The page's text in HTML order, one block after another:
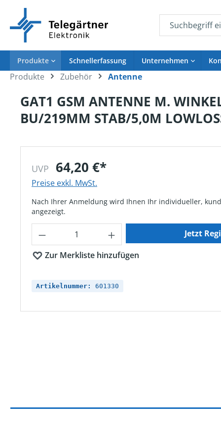
Produkte Schnellerfassung Unternehmen
Aufzugnotruf
Notruftelefon
Gateway
Downloads Aufzugnotruf
EX-Lösung
Kamera
Karriere
Jobs
Ausbildung
Produkte Zubehör Antenne
GAT1 GSM ANTENNE M.
BU/219MM STAB/5,0M
UVP 64,20 €*
Preise exkl. MwSt.
Nach Ihrer Anmeldung wird Ihnen Ihr individueller,
angezeigt.
Produkt Anzahl: Gib den gewünschten Wert ein oder
Jetzt
Zur Merkliste hinzufügen
Artikelnummer: 601330